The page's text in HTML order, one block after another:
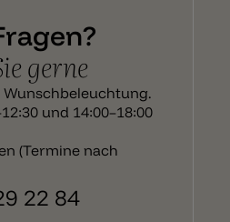
gerne
und 14:00–18:00
(Termine nach
22 84